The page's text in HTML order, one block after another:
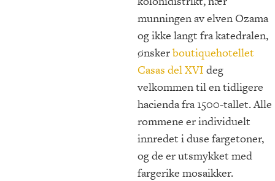
munningen av elven Ozama
og ikke langt fra katedralen,
ønskerboutiquehotellet
Casas del XVI deg
velkommen til en tidligere
hacienda fra 1500-tallet. Alle
rommene er individuelt
innredet i duse fargetoner,
og de er utsmykket med
fargerike mosaikker.